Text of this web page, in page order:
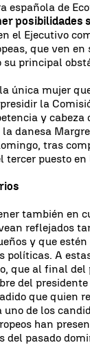
española de
posibilidades
el Ejecutivo
que ven
su principal
única mujer
la
y cabeza
la danesa
tras
tercer puesto
también en
reflejados
y que
políticas. A
que al final del
del
que quien
uno de los
han
del pasado